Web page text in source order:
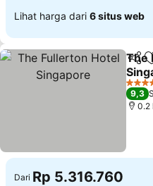
Lihat harga dari 6 situs web
The
Lihat
5
9,3
0.2
Dari Rp 5.316.760